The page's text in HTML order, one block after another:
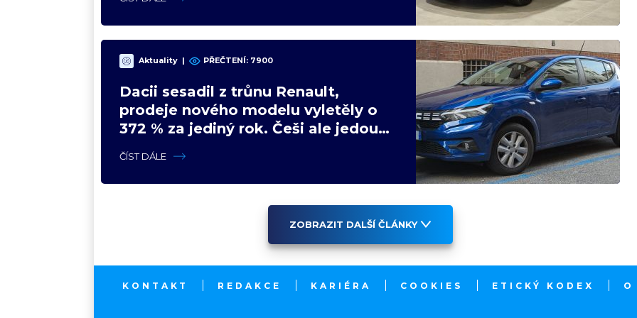
Aktuality | PŘEČTENÍ: 7900
Dacii sesadil z trůnu Renault,
prodeje nového modelu vyletěly o
372 % za jediný rok. Češi ale jedou
svojí pohádku
ČÍST DÁLE
ZOBRAZIT DALŠÍ ČLÁNKY
KONTAKT REDAKCE KARIÉRA COOKIES ETICKÝ KODEX O